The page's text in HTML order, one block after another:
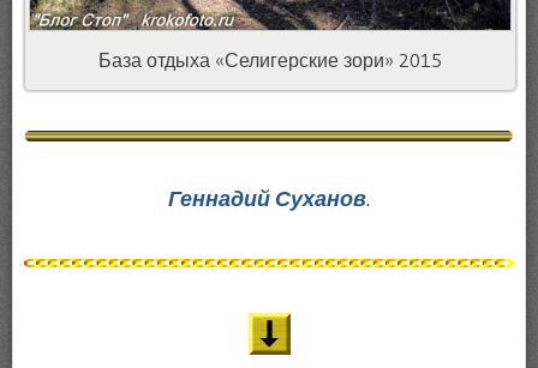
База отдыха «Селигерские зори» 2015
Геннадий Суханов.